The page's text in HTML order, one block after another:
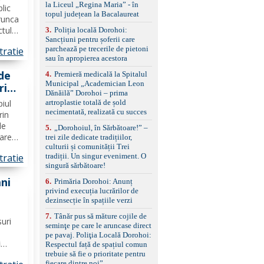
o
și
panoramică, geamuri
spate fumurii Carlig de
remorcare Bonus: -
Covorașe textile montate
pe mașină. -Ofer și un
set de covorașe din
împreună cu un set de
anvelope de iarnă.
la Liceul „Regina Maria” - în
topul județean la Bacalaureat
3. Poliția locală Dorohoi:
Sancțiuni pentru șoferii care
parchează pe trecerile de pietoni
sau în apropierea acestora
4. Premieră medicală la Spitalul
Municipal „Academician Leon
Dănăilă” Dorohoi – prima
artroplastie totală de șold
necimentată, realizată cu succes
5.
„Dorohoiul, în Sărbătoare!” –
trei zile dedicate tradițiilor,
culturii și comunității Trei
tradiții. Un singur eveniment. O
singură sărbătoare!
6. Primăria Dorohoi: Anunț
privind execuția lucrărilor de
dezinsecție în spațiile verzi
7. Tânăr pus să măture cojile de
seminţe pe care le aruncase direct
pe pavaj. Poliţia Locală Dorohoi:
Respectul față de spațiul comun
trebuie să fie o prioritate pentru